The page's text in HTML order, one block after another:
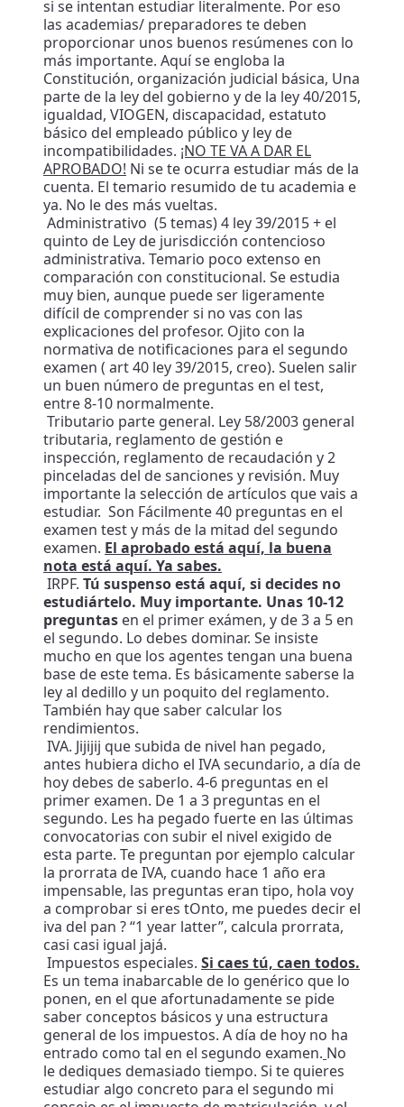
si se intentan estudiar literalmente. Por eso
las academias/ preparadores te deben
proporcionar unos buenos resúmenes con lo
más importante. Aquí se engloba la
Constitución, organización judicial básica, Una
parte de la ley del gobierno y de la ley 40/2015,
igualdad, VIOGEN, discapacidad, estatuto
básico del empleado público y ley de
incompatibilidades. ¡NO TE VA A DAR EL
APROBADO! Ni se te ocurra estudiar más de la
cuenta. El temario resumido de tu academia e
ya. No le des más vueltas.
Administrativo (5 temas) 4 ley 39/2015 + el
quinto de Ley de jurisdicción contencioso
administrativa. Temario poco extenso en
comparación con constitucional. Se estudia
muy bien, aunque puede ser ligeramente
difícil de comprender si no vas con las
explicaciones del profesor. Ojito con la
normativa de notificaciones para el segundo
examen ( art 40 ley 39/2015, creo). Suelen salir
un buen número de preguntas en el test,
entre 8-10 normalmente.
Tributario parte general. Ley 58/2003 general
tributaria, reglamento de gestión e
inspección, reglamento de recaudación y 2
pinceladas del de sanciones y revisión. Muy
importante la selección de artículos que vais a
estudiar. Son Fácilmente 40 preguntas en el
examen test y más de la mitad del segundo
examen. El aprobado está aquí, la buena
nota está aquí. Ya sabes.
IRPF. Tú suspenso está aquí, si decides no
estudiártelo. Muy importante. Unas 10-12
preguntas en el primer exámen, y de 3 a 5 en
el segundo. Lo debes dominar. Se insiste
mucho en que los agentes tengan una buena
base de este tema. Es básicamente saberse la
ley al dedillo y un poquito del reglamento.
También hay que saber calcular los
rendimientos.
IVA. Jijijij que subida de nivel han pegado,
antes hubiera dicho el IVA secundario, a día de
hoy debes de saberlo. 4-6 preguntas en el
primer examen. De 1 a 3 preguntas en el
segundo. Les ha pegado fuerte en las últimas
convocatorias con subir el nivel exigido de
esta parte. Te preguntan por ejemplo calcular
la prorrata de IVA, cuando hace 1 año era
impensable, las preguntas eran tipo, hola voy
a comprobar si eres tOnto, me puedes decir el
iva del pan ? “1 year latter”, calcula prorrata,
casi casi igual jajá.
Impuestos especiales. Si caes tú, caen todos.
Es un tema inabarcable de lo genérico que lo
ponen, en el que afortunadamente se pide
saber conceptos básicos y una estructura
general de los impuestos. A día de hoy no ha
entrado como tal en el segundo examen. No
le dediques demasiado tiempo. Si te quieres
estudiar algo concreto para el segundo mi